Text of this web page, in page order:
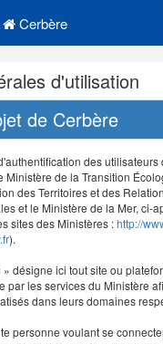
Cerbère
d'utilisation
de Cerbère
des
Ministère de la Transition
des Territoires et des
et le Ministère de la Mer, ci-
sites des Ministères :http://
).
désigne ici tout site ou
par les services du Ministère
dans leurs domaines
personne voulant se